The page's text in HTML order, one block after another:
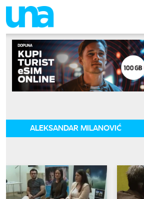
ALEKSANDAR MILANOVIĆ